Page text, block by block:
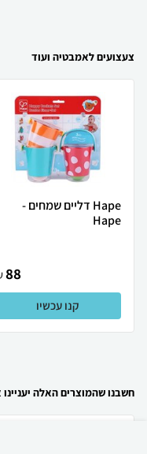
צעצועים לאמבטיה ועוד
Hape דליים שמחים -
Hape
88
קנו עכשיו
חשבנו שהמוצרים האלה